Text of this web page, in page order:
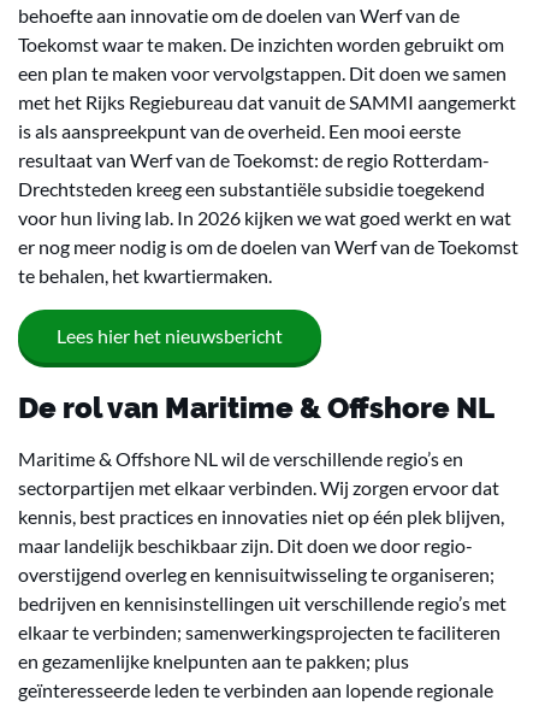
behoefte aan innovatie om de doelen van Werf van de
Toekomst waar te maken. De inzichten worden gebruikt om
een plan te maken voor vervolgstappen. Dit doen we samen
met het Rijks Regiebureau dat vanuit de SAMMI aangemerkt
is als aanspreekpunt van de overheid. Een mooi eerste
resultaat van Werf van de Toekomst: de regio Rotterdam-
Drechtsteden kreeg een substantiële subsidie toegekend
voor hun living lab. In 2026 kijken we wat goed werkt en wat
er nog meer nodig is om de doelen van Werf van de Toekomst
te behalen, het kwartiermaken.
Lees hier het nieuwsbericht
De rol van Maritime & Offshore NL
Maritime & Offshore NL wil de verschillende regio’s en
sectorpartijen met elkaar verbinden. Wij zorgen ervoor dat
kennis, best practices en innovaties niet op één plek blijven,
maar landelijk beschikbaar zijn. Dit doen we door regio-
overstijgend overleg en kennisuitwisseling te organiseren;
bedrijven en kennisinstellingen uit verschillende regio’s met
elkaar te verbinden; samenwerkingsprojecten te faciliteren
en gezamenlijke knelpunten aan te pakken; plus
geïnteresseerde leden te verbinden aan lopende regionale